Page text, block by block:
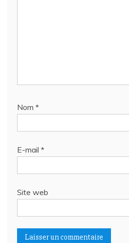
Nom *
E-mail *
Site web